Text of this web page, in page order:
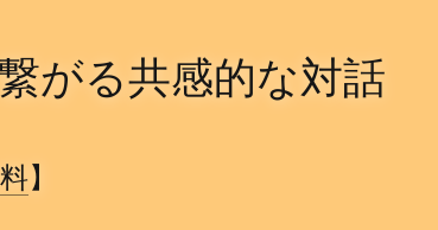
がる共感的な対話
】